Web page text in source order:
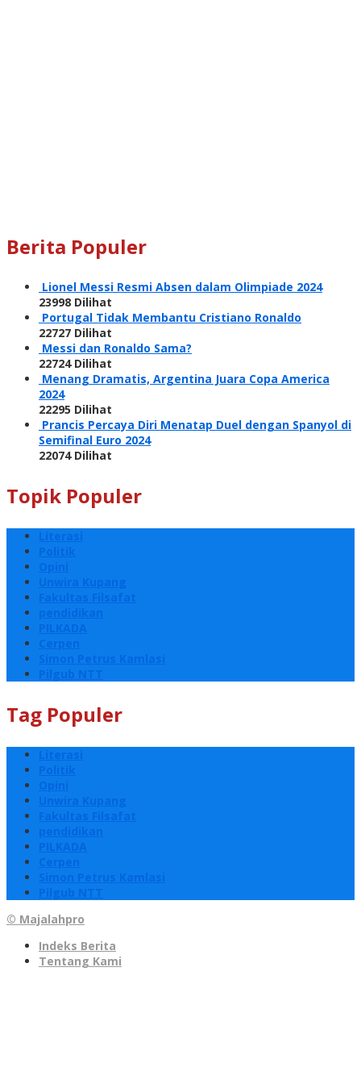
Berita Populer
Lionel Messi Resmi Absen dalam Olimpiade 2024
23998 Dilihat
Portugal Tidak Membantu Cristiano Ronaldo
22727 Dilihat
Messi dan Ronaldo Sama?
22724 Dilihat
Menang Dramatis, Argentina Juara Copa America
2024
22295 Dilihat
Prancis Percaya Diri Menatap Duel dengan Spanyol di
Semifinal Euro 2024
22074 Dilihat
Topik Populer
Tag Populer
© Majalahpro
Indeks Berita
Tentang Kami